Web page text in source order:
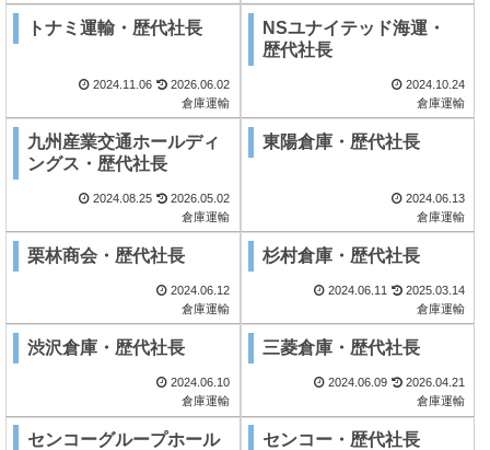
トナミ運輸・歴代社長
2024.11.06
2026.06.02
倉庫運輸
NSユナイテッド海運・
歴代社長
2024.10.24
倉庫運輸
九州産業交通ホールディ
ングス・歴代社長
2024.08.25
2026.05.02
倉庫運輸
東陽倉庫・歴代社長
2024.06.13
倉庫運輸
栗林商会・歴代社長
2024.06.12
倉庫運輸
杉村倉庫・歴代社長
2024.06.11
2025.03.14
倉庫運輸
渋沢倉庫・歴代社長
2024.06.10
倉庫運輸
三菱倉庫・歴代社長
2024.06.09
2026.04.21
倉庫運輸
センコーグループホール
センコー・歴代社長